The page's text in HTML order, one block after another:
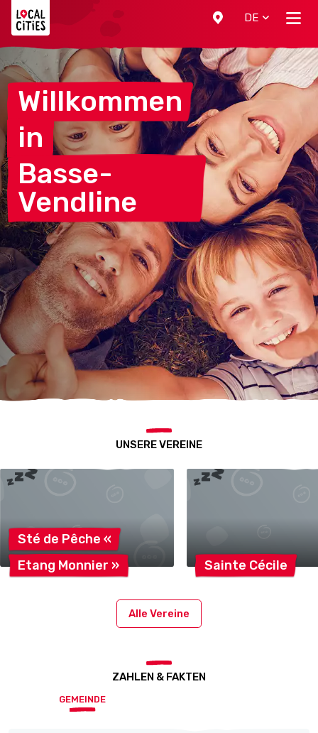
DE
Willkommen
in
Basse-
Vendline
UNSERE VEREINE
Sté de Pêche «
Etang Monnier » Sainte Cécile
Alle Vereine
ZAHLEN & FAKTEN
GEMEINDE